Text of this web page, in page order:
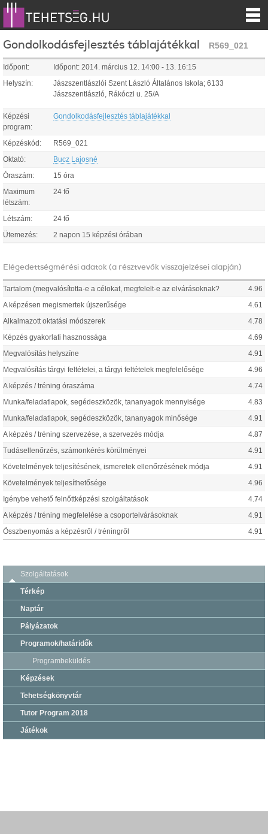
Gondolkodásfejlesztés táblajátékkal R569_021
Időpont: Időpont: 2014. március 12 14:00 - 13 16:15
Helyszín:
Jászszentlászlói Szent László Általános Iskola; 6133
Jászszentlászló, Rákóczi u. 25/A
Képzési
program:
Gondolkodásfejlesztés táblajátékkal
Képzéskód: R569_021
Oktató: Bucz Lajosné
Óraszám: 15 óra
Maximum
létszám:
24 fő
Létszám: 24 fő
Ütemezés: 2 napon 15 képzési órában
Elégedettségmérési adatok (a résztvevők visszajelzései alapján)
Tartalom (megvalósította-e a célokat, megfelelt-e az elvárásoknak? 4.96
A képzésen megismertek újszerűsége 4.61
Alkalmazott oktatási módszerek 4.78
Képzés gyakorlati hasznossága 4.69
Megvalósítás helyszíne 4.91
Megvalósítás tárgyi feltételei, a tárgyi feltételek megfelelősége 4.96
A képzés / tréning óraszáma 4.74
Munka/feladatlapok, segédeszközök, tananyagok mennyisége 4.83
Munka/feladatlapok, segédeszközök, tananyagok minősége 4.91
A képzés / tréning szervezése, a szervezés módja 4.87
Tudásellenőrzés, számonkérés körülményei 4.91
Követelmények teljesítésének, ismeretek ellenőrzésének módja 4.91
Követelmények teljesíthetősége 4.96
Igénybe vehető felnőttképzési szolgáltatások 4.74
A képzés / tréning megfelelése a csoportelvárásoknak 4.91
Összbenyomás a képzésről / tréningről 4.91
Szolgáltatások
Térkép
Naptár
Pályázatok
Programok/határidők
Programbeküldés
Képzések
Tehetségkönyvtár
Tutor Program 2018
Játékok